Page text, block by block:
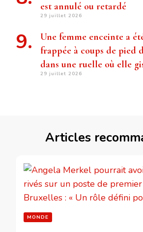
est annulé ou retardé
29 juillet 2026
Une femme enceinte a
frappée à coups de pied
dans une ruelle où elle
29 juillet 2026
Articles
MONDE